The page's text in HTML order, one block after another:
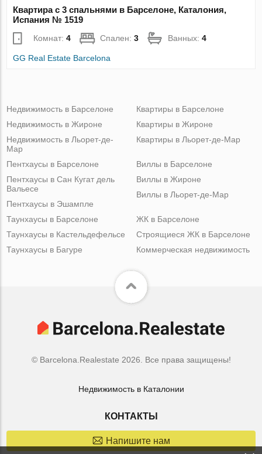
Квартира с 3 спальнями в Барселоне, Каталония,
Испания № 1519
Комнат:4 Спален:3 Ванных:4
GG Real Estate Barcelona
Недвижимость в Барселоне
Недвижимость в Жироне
Недвижимость в Льорет-де-
Мар
Квартиры в Барселоне
Квартиры в Жироне
Квартиры в Льорет-де-Мар
Пентхаусы в Барселоне
Пентхаусы в Сан Кугат дель
Вальесе
Пентхаусы в Эшампле
Виллы в Барселоне
Виллы в Жироне
Виллы в Льорет-де-Мар
Таунхаусы в Барселоне
Таунхаусы в Кастельдефельсе
Таунхаусы в Багуре
ЖК в Барселоне
Строящиеся ЖК в Барселоне
Коммерческая недвижимость
© Barcelona.Realestate 2026. Все права защищены!
Недвижимость в Каталонии
КОНТАКТЫ
Напишите нам